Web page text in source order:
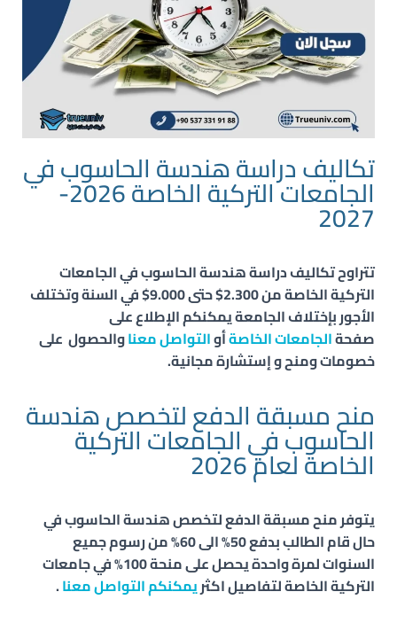
تكاليف دراسة هندسة الحاسوب في
الجامعات التركية الخاصة 2026-
2027
تتراوح تكاليف دراسةهندسةالحاسوبفي الجامعات
التركية الخاصة من 2.300$ حتى 9.000$ في السنة وتختلف
الأجور بإختلاف الجامعة يمكنكم الإطلاع على
صفحةالجامعات الخاصةأوالتواصل معناوالحصول على
خصومات ومنح وإستشارة مجانية.
منح مسبقة الدفع لتخصص هندسة
الحاسوب في الجامعات التركية
الخاصة لعام 2026
يتوفر منح مسبقة الدفع لتخصص هندسةالحاسوبفي
حال قام الطالب بدفع 50% الى 60% من رسوم جميع
السنوات لمرة واحدة يحصل على منحة 100% في جامعات
التركية الخاصة لتفاصيل اكثريمكنكم التواصل معنا.